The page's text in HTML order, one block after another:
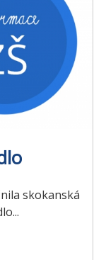
skokanská